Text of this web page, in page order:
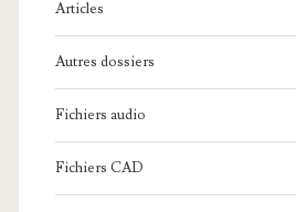
:
Articles
Autres dossiers
Fichiers audio
Fichiers CAD